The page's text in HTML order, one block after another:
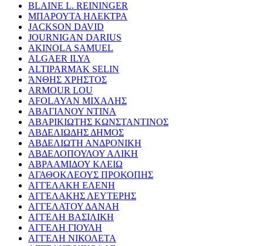
BLAINE L. REININGER
ΜΠΑΡΟΥΤΑ ΗΛΕΚΤΡΑ
JACKSON DAVID
JOURNIGAN DARIUS
AKINOLA SAMUEL
ALGAER ILYA
ALTIPARMAK SELIN
ΆΝΘΗΣ ΧΡΗΣΤΟΣ
ARMOUR LOU
AFOLAYAN ΜΙΧΑΛΗΣ
ΑΒΑΓΙΑΝΟΥ ΝΤΙΝΑ
ΑΒΑΡΙΚΙΩΤΗΣ ΚΩΝΣΤΑΝΤΙΝΟΣ
ΑΒΔΕΛΙΩΔΗΣ ΔΗΜΟΣ
ΑΒΔΕΛΙΩΤΗ ΑΝΔΡΟΝΙΚΗ
ΑΒΔΕΛΟΠΟΥΛΟΥ ΑΛΙΚΗ
ΑΒΡΑΑΜΙΔΟΥ ΚΛΕΙΩ
ΑΓΑΘΟΚΛΕΟΥΣ ΠΡΟΚΟΠΗΣ
ΑΓΓΕΛΑΚΗ ΕΛΕΝΗ
ΑΓΓΕΛΑΚΗΣ ΛΕΥΤΕΡΗΣ
ΑΓΓΕΛΑΤΟΥ ΔΑΝΑΗ
ΑΓΓΕΛΗ ΒΑΣΙΛΙΚΗ
ΑΓΓΕΛΗ ΓΙΟΥΛΗ
ΑΓΓΕΛΗ ΝΙΚΟΛΕΤΑ